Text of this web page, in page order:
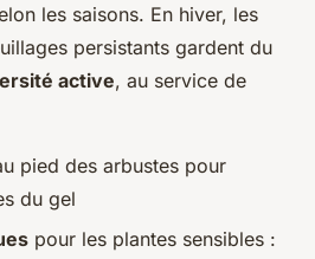
les saisons. En hiver, les
persistants gardent du
active, au service de
pied des arbustes pour
du gel
pour les plantes sensibles :